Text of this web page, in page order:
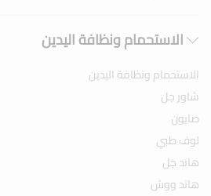
الاستحمام ونظافة اليدين
الاستحمام ونظافة اليدين
شاور جل
صابون
لوف طبي
هاند جل
هاند ووش